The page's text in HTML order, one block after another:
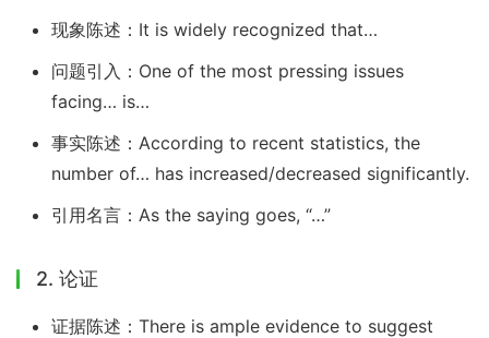
现象陈述：It is widely recognized that…
问题引入：One of the most pressing issues
facing… is…
事实陈述：According to recent statistics, the
number of… has increased/decreased significantly.
引用名言：As the saying goes, “…”
2. 论证
证据陈述：There is ample evidence to suggest